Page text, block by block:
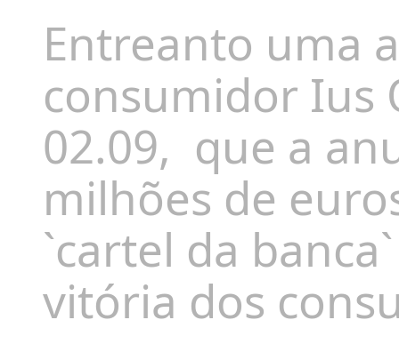
Entreanto uma
consumidor Ius
02.09, que a
milhões de
`cartel da
vitória dos